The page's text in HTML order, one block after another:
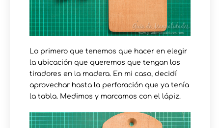
Lo primero que tenemos que hacer en elegir
la ubicación que queremos que tengan los
tiradores en la madera. En mi caso, decidí
aprovechar hasta la perforación que ya tenía
la tabla. Medimos y marcamos con el lápiz.